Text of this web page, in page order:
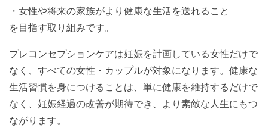
・女性や将来の家族がより健康な生活を送れること
を目指す取り組みです。
プレコンセプションケアは妊娠を計画している女性だけで
なく、すべての女性・カップルが対象になります。健康な
生活習慣を身につけることは、単に健康を維持するだけで
なく、妊娠経過の改善が期待でき、より素敵な人生にもつ
ながります。